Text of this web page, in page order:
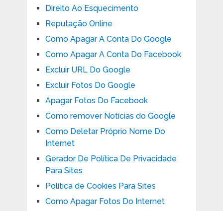
Direito Ao Esquecimento
Reputação Online
Como Apagar A Conta Do Google
Como Apagar A Conta Do Facebook
Excluir URL Do Google
Excluir Fotos Do Google
Apagar Fotos Do Facebook
Como remover Notícias do Google
Como Deletar Próprio Nome Do
Internet
Gerador De Política De Privacidade
Para Sites
Política de Cookies Para Sites
Como Apagar Fotos Do Internet